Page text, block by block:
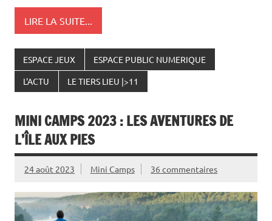
LIRE LA SUITE...
ESPACE JEUX ESPACE PUBLIC NUMERIQUE
L'ACTU LE TIERS LIEU |>11
MINI CAMPS 2023 : LES AVENTURES DE
L’ÎLE AUX PIES
24 août 2023 Mini Camps 36 commentaires